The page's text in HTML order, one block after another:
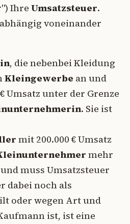
Ihre Umsatzsteuer.
voneinander
, die nebenbei Kleidung
Kleingewerbe an und
Umsatz unter der Grenze
. Sie ist
mit 200.000 € Umsatz
mehr
und muss Umsatzsteuer
dabei noch als
oder wegen Art und
ist, ist eine